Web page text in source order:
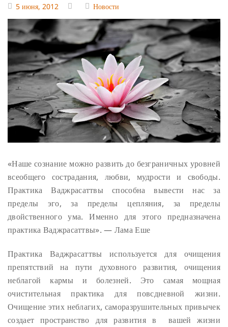
5 июня, 2012 Новости
«Наше сознание можно развить до безграничных уровней
всеобщего сострадания, любви, мудрости и свободы.
Практика Ваджрасаттвы способна вывести нас за
пределы эго, за пределы цепляния, за пределы
двойственного ума. Именно для этого предназначена
практика Ваджрасаттвы». — Лама Еше
Практика Ваджрасаттвы используется для очищения
препятствий на пути духовного развития, очищения
неблагой кармы и болезней. Это самая мощная
очистительная практика для повсдневной жизни.
Очищение этих неблагих, саморазрушительных привычек
создает пространство для развития в вашей жизни